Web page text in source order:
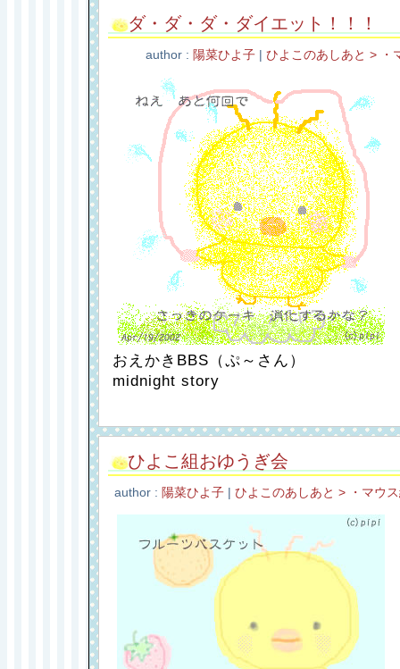
ダ・ダ・ダ・ダイエット！！！
author : 陽菜ひよ子 ひよこのあしあと > ・
おえかきBBS（ぷ～さん）
midnight story
ひよこ組おゆうぎ会
author : 陽菜ひよ子 ひよこのあしあと > ・マウ